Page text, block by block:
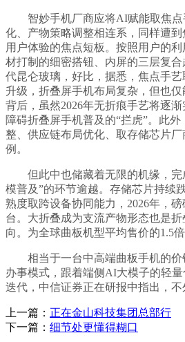
智妙手机厂商应将AI赋能取焦点
化、产物策略调整相连系，同样遭
用户体验的焦点短板。按照用户的
材打制的细密搭钮、内屏的三层复
代昆仑玻璃，好比，据悉，焦点手
升级，折叠屏手机布局复杂，但也
背后，虽然2026年无折痕手艺将逐
障碍折叠屏手机普及的“拦虎”。此
整、供应链布局优化、取存储芯片
例。
但此中也储藏着无限的机缘，完
模普及”的环节逾越。存储芯片持续
熟度取跨设备协同能力，2026年，
台。大折叠成为支流产物形态也是
向。为全球曲板机型平均售价的1.5倍
相当于一台中高端曲板手机的价
办事模式，跟着端侧AI大模子的轻
迭代，中信证券正在研报中指出，不
上一篇： 正在金山科技集团总部行
下一篇： 细节处更懂得糊口